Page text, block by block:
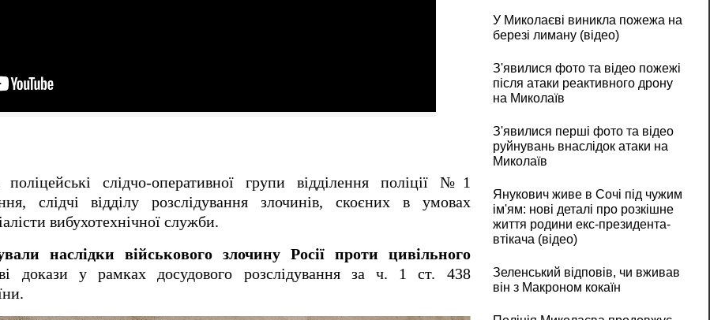
слідчо-оперативної групи відділення поліції №1
слідчі відділу розслідування злочинів, скоєних в умовах
вибухотехнічної служби.
наслідки військового злочину Росії проти цивільного
докази у рамках досудового розслідування за ч. 1 ст. 438
У Миколаєві виникла пожежа на
березі лиману (відео)
З'явилися фото та відео пожежі
після атаки реактивного дрону
на Миколаїв
З'явилися перші фото та відео
руйнувань внаслідок атаки на
Миколаїв
Янукович живе в Сочі під чужим
ім'ям: нові деталі про розкішне
життя родини екс-президента-
втікача (відео)
Зеленський відповів, чи вживав
він з Макроном кокаїн